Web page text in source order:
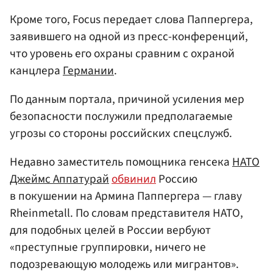
Кроме того, Focus передает слова Паппергера,
заявившего на одной из пресс-конференций,
что уровень его охраны сравним с охраной
канцлераГермании.
По данным портала, причиной усиления мер
безопасности послужили предполагаемые
угрозы со стороны российских спецслужб.
Недавно заместитель помощника генсекаНАТО
Джеймс АппатурайобвинилРоссию
в покушении на Армина Паппергера — главу
Rheinmetall. По словам представителя НАТО,
для подобных целей в России вербуют
«преступные группировки, ничего не
подозревающую молодежь или мигрантов».